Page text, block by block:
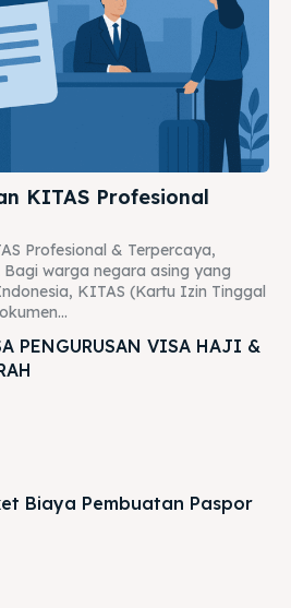
KITAS Profesional
Profesional & Terpercaya,
Bagi warga negara asing yang
KITAS (Kartu Izin Tinggal
PENGURUSAN VISA HAJI &
Biaya Pembuatan Paspor